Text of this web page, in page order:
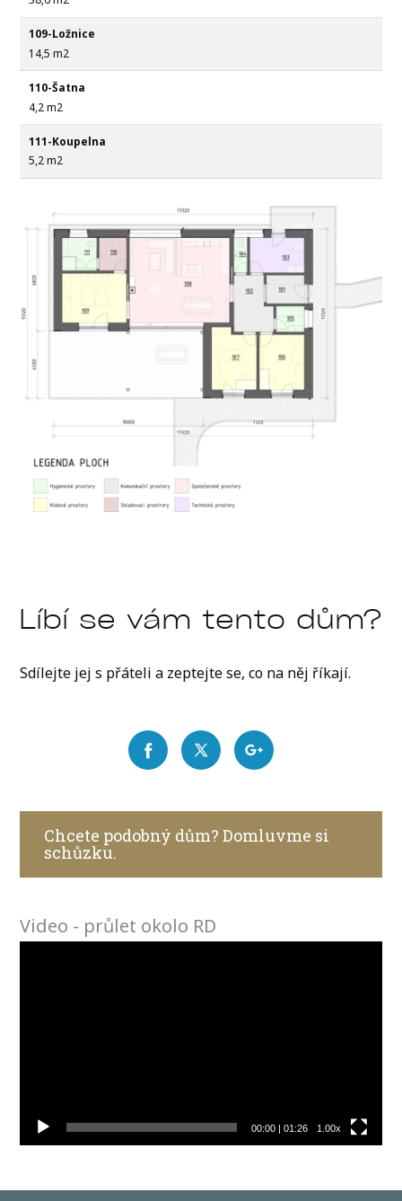
109-Ložnice
14,5 m2
110-Šatna
4,2 m2
111-Koupelna
5,2 m2
Líbí se vám tento dům?
Sdílejte jej s přáteli a zeptejte se, co na něj říkají.
Chcete podobný dům? Domluvme si
schůzku.
Video - průlet okolo RD
00:00| 01:26 1.00x